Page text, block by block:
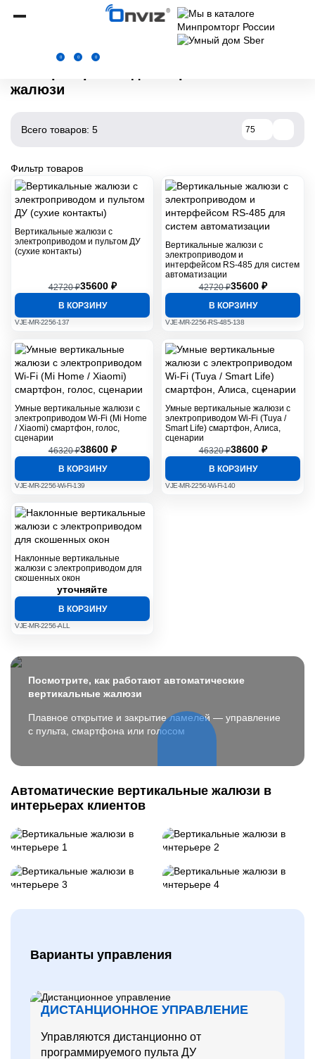
0 0 0
Электрокарнизы для вертикальных жалюзи
жалюзи
Всего товаров: 5 75
Фильтр товаров
Вертикальные жалюзи с
электроприводом и пультом ДУ
(сухие контакты)
42720 ₽35600 ₽
В КОРЗИНУ
VJE-MR-2256-137
Вертикальные жалюзи с
электроприводом и
интерфейсом RS-485 для систем
автоматизации
42720 ₽35600 ₽
В КОРЗИНУ
VJE-MR-2256-RS-485-138
Умные вертикальные жалюзи с
электроприводом Wi-Fi (Mi Home
/ Xiaomi) смартфон, голос,
сценарии
46320 ₽38600 ₽
В КОРЗИНУ
VJE-MR-2256-Wi-Fi-139
Умные вертикальные жалюзи с
электроприводом Wi-Fi (Tuya /
Smart Life) смартфон, Алиса,
сценарии
46320 ₽38600 ₽
В КОРЗИНУ
VJE-MR-2256-Wi-Fi-140
Наклонные вертикальные
жалюзи с электроприводом для
скошенных окон
уточняйте
В КОРЗИНУ
VJE-MR-2256-ALL
Посмотрите, как работают автоматические
вертикальные жалюзи
Плавное открытие и закрытие ламелей — управление
с пульта, смартфона или голосом
Автоматические вертикальные жалюзи в
интерьерах клиентов
Варианты управления
ДИСТАНЦИОННОЕ УПРАВЛЕНИЕ
Управляются дистанционно от
программируемого пульта ДУ